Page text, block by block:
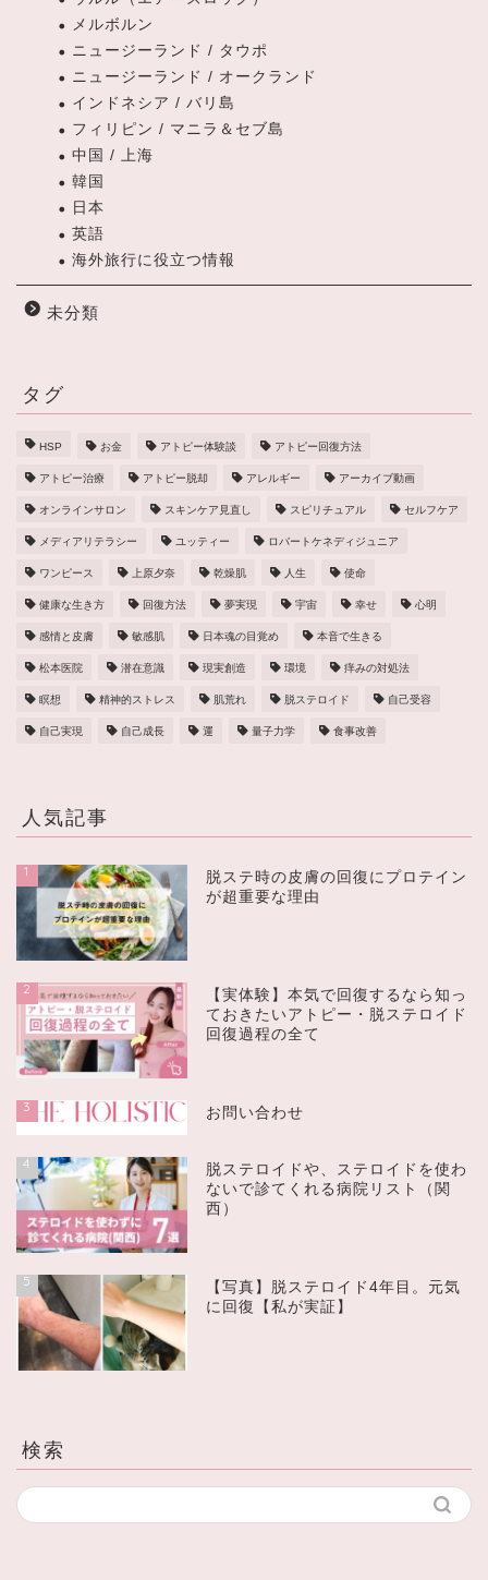
メルボルン
ニュージーランド / タウポ
ニュージーランド / オークランド
インドネシア / バリ島
フィリピン / マニラ＆セブ島
中国 / 上海
韓国
日本
英語
海外旅行に役立つ情報
未分類
タグ
HSP お金 アトピー体験談 アトピー回復方法
アトピー治療 アトピー脱却 アレルギー アーカイブ動画
オンラインサロン スキンケア見直し スピリチュアル セルフケア
メディアリテラシー ユッティー ロバートケネディジュニア
ワンピース 上原夕奈 乾燥肌 人生 使命
健康な生き方 回復方法 夢実現 宇宙 幸せ 心明
感情と皮膚 敏感肌 日本魂の目覚め 本音で生きる
松本医院 潜在意識 現実創造 環境 痒みの対処法
瞑想 精神的ストレス 肌荒れ 脱ステロイド 自己受容
自己実現 自己成長 運 量子力学 食事改善
人気記事
1
脱ステ時の皮膚の回復にプロテイン
が超重要な理由
2
【実体験】本気で回復するなら知っ
ておきたいアトピー・脱ステロイド
回復過程の全て
3 お問い合わせ
4
脱ステロイドや、ステロイドを使わ
ないで診てくれる病院リスト（関
西）
5
【写真】脱ステロイド4年目。元気
に回復【私が実証】
検索